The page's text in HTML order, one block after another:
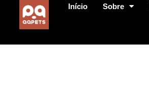
Início Sobre